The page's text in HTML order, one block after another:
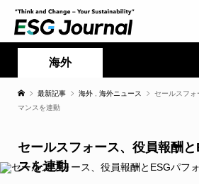
海外
最新記事 海外 海外ニュース
セールスフォ
マンスを連動
セールスフォース、役員報酬
スを連動